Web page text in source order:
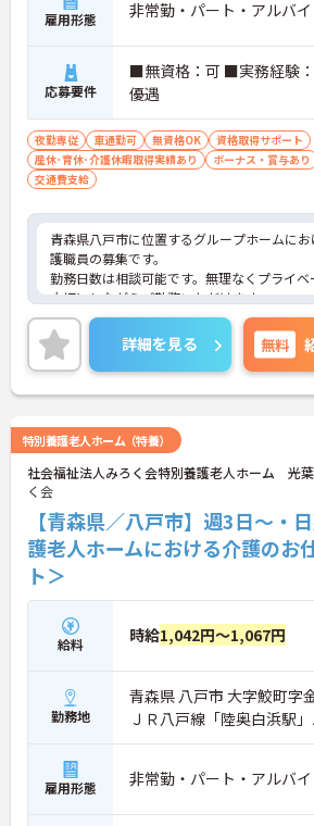
雇用形態 非常勤・パート・アルバイ
応募要件
■無資格：可 ■実務経験
優遇
夜勤専従 車通勤可 無資格OK
資格取得サポート
産休･育休･介護休暇取得実績あり
ボーナス・賞与あり
交通費支給
青森県八戸市に位置するグループホームにお
護職員の募集です。
勤務日数は相談可能です。無理なくプライベ
大切にしながらご勤務いただけます。
ご興味のある方には、面接対策ポイントなど
に詳細をご案内しますのでお気軽にご相談く
い！
詳細を見る 無料
特別養護老人ホーム（特養）
社会福祉法人みろく会特別養護老人ホーム 光
く会
【青森県／八戸市】週3日～・
護老人ホームにおける介護のお
ト＞
給料 時給1,042円～1,067円
勤務地
青森県 八戸市 大字鮫町字
ＪＲ八戸線「陸奥白浜駅
雇用形態 非常勤・パート・アルバイ